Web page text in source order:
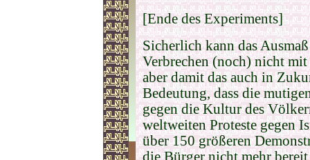
[Ende des Experiments]
Sicherlich kann das
Verbrechen (noch) nicht
aber damit das auch in
Bedeutung, dass die
gegen die Kultur des
weltweiten Proteste gegen
über 150 größeren
die Bürger nicht mehr